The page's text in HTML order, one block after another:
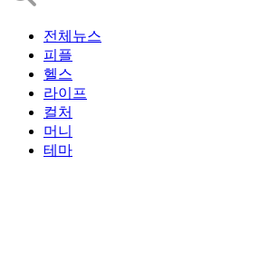
전체뉴스
피플
헬스
라이프
컬처
머니
테마